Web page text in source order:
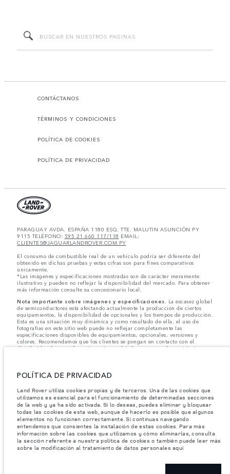
CONTÁCTANOS
TÉRMINOS Y CONDICIONES
POLÍTICA DE COOKIES
POLÍTICA DE PRIVACIDAD
PARAGUAY AVDA. ESPAÑA 1180 ESQ. TTE. MALUTIN ASUNCIÓN PY
9115 TELÉFONO: 595 21 660 117/118 EMAIL:
CLIENTES@JAGUARLANDROVER.COM.PY
El consumo de combustible real de un vehículo podría ser diferente del
obtenido en dichas pruebas y estas cifras son para fines comparativos
únicamente.
*Las imágenes y especificaciones mostradas son de carácter meramente
ilustrativo y pueden no reflejar la disponibilidad del mercado. Para obtener
más información consulte su concesionario local.
Nota importante sobre imágenes y especificaciones. La escasez global
de semiconductores está afectando actualmente la producción de ciertos
equipamientos, la disponibilidad de opcionales y los tiempos de producción.
Esta es una situación muy dinámica y como resultado de ella, el uso de
fotografías en este sitio web puede no reflejar completamente las
especificaciones disponibles de equipamientos, opcionales, versiones y
colores. Recomendamos que los clientes se pongan en contacto con el
distribuidor de su preferencia, quien podrá dar a conocer las restricciones
Jaguar Land Rover Limited busca constantemente nuevas formas de mejorar
accesorios, por lo que se producen modificaciones de forma continua y sin
previo aviso. Según el modelo, algunas funciones serán opcionales o
vendrán incluidas de serie. La información, las especificaciones, los motores
y los colores que aparecen en esta página web se basan en las
especificaciones europeas. Estos pueden variar en función del mercado y
pueden ser modificados sin previo aviso. Algunos vehículos se muestran con
equipamiento opcional y accesorios originales que pueden no estar
disponibles en todos los mercados. Ponte en contacto con tu concesionario
local para consultar disponibilidad y precios.
POLÍTICA DE PRIVACIDAD
Land Rover utiliza cookies propias y de terceros. Una de las cookies que
utilizamos es esencial para el funcionamiento de determinadas secciones
de la web y ya ha sido activada. Si lo deseas, puedes eliminar y bloquear
todas las cookies de esta web, aunque de hacerlo es posible que algunos
elementos no funcionen correctamente. Si continuas navegando
entendemos que consientes la instalación de estas cookies. Para más
información sobre las cookies que utilizamos y cómo eliminarlas, consulta
la sección referente a nuestra política de cookies o también puede leer más
sobre la modificación al tratamiento de datos personales aquí